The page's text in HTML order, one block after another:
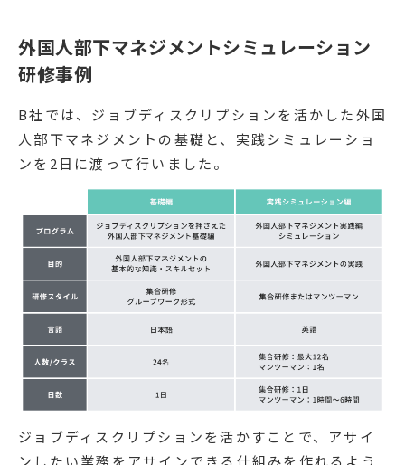
外国人部下マネジメントシミュレーション
研修事例
B社では、ジョブディスクリプションを活かした外国
人部下マネジメントの基礎と、実践シミュレーショ
ンを2日に渡って行いました。
ジョブディスクリプションを活かすことで、アサイ
ンしたい業務をアサインできる仕組みを作れるよう